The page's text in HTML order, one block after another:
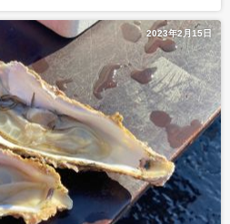
2023年2月15日